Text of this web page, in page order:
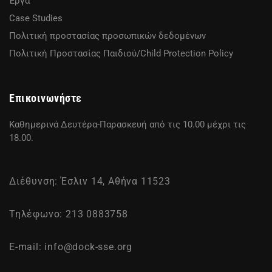
Case Studies
Πολιτική προστασίας προσωπικών δεδομένων
Πολιτική Προστασίας Παιδιού/Child Protection Policy
Επικοινωνήστε
Καθημερινά Δευτέρα-Παρασκευή από τις 10.00 μέχρι τις
18.00.
Διέθυνση: Έσλιν 14, Αθήνα 11523
Τηλέφωνο: 213 0883758
E-mail: info@dock-sse.org